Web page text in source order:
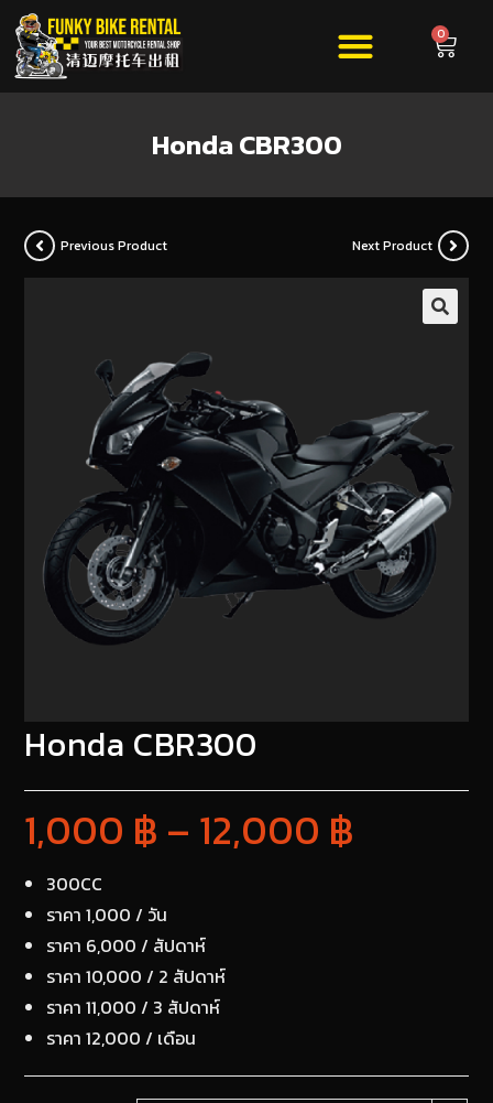
0
Honda CBR300
Previous Product Next Product
Honda CBR300
1,000 ฿ – 12,000 ฿
300CC
ราคา 1,000 / วัน
ราคา 6,000 / สัปดาห์
ราคา 10,000 / 2 สัปดาห์
ราคา 11,000 / 3 สัปดาห์
ราคา 12,000 / เดือน